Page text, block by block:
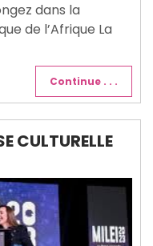
dans la
de l’Afrique La
Continue . . .
CULTURELLE